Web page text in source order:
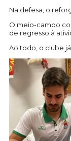
Na defesa, o
O meio-campo
de regresso à
Ao todo, o clube